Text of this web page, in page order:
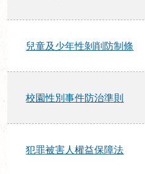
兒童及少年性剝削防制條
校園性別事件防治準則
犯罪被害人權益保障法